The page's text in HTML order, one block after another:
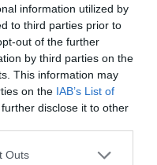
information utilized by
to third parties prior to
out of the further
by third parties on the
This information may
on the IAB’s List of
disclose it to other
one or more Google
Outs
a Dacia az e-autók
a Dacia újítása
Magyarországon